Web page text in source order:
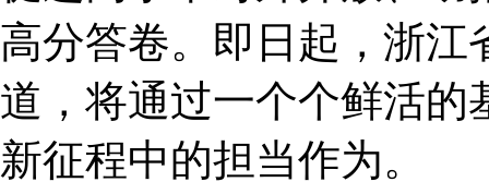
高分答卷。即日起，浙江
道，将通过一个个鲜活的
新征程中的担当作为。